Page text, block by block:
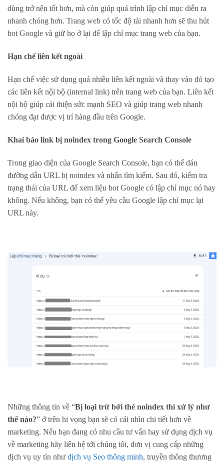
dùng trở nên tốt hơn, mà còn giúp quá trình lập chỉ mục diễn ra
nhanh chóng hơn. Trang web có tốc độ tải nhanh hơn sẽ thu hút
bot Google và giữ họ ở lại để lập chỉ mục trang web của bạn.
Hạn chế liên kết ngoài
Hạn chế việc sử dụng quá nhiều liên kết ngoài và thay vào đó tạo
các liên kết nội bộ (internal link) trên trang web của bạn. Liên kết
nội bộ giúp cải thiện sức mạnh SEO và giúp trang web nhanh
chóng đạt được vị trí hàng đầu trên Google.
Khai báo link bị noindex trong Google Search Console
Trong giao diện của Google Search Console, bạn có thể dán
đường dẫn URL bị noindex và nhấn tìm kiếm. Sau đó, kiểm tra
trạng thái của URL để xem liệu bot Google có lập chỉ mục nó hay
không. Nếu không, bạn có thể yêu cầu Google lập chỉ mục lại
URL này.
Những thông tin về “Bị loại trừ bởi thẻ noindex thì xử lý như
thế nào?” ở trên hi vọng bạn sẽ có cái nhìn chi tiết hơn về
marketing. Nếu bạn đang có nhu cầu tư vấn hay sử dụng dịch vụ
về marketing hãy liên hệ tới chúng tôi, đơn vị cung cấp những
dịch vụ uy tín như dịch vụ Seo thông minh, truyền thông thương